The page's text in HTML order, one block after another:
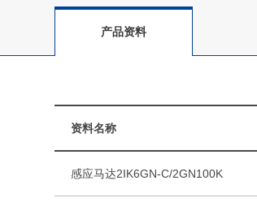
产品资料
资料名称
感应马达2IK6GN-C/2GN100K